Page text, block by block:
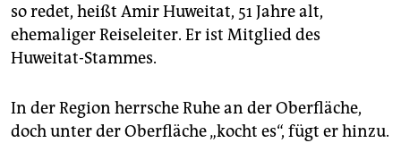
so redet, heißt Amir Huweitat, 51 Jahre alt,
ehemaliger Reise­leiter. Er ist Mitglied des
Huweitat-Stammes.
In der Region herrsche Ruhe an der Oberfläche,
doch unter der Oberfläche „kocht es“, fügt er hinzu.